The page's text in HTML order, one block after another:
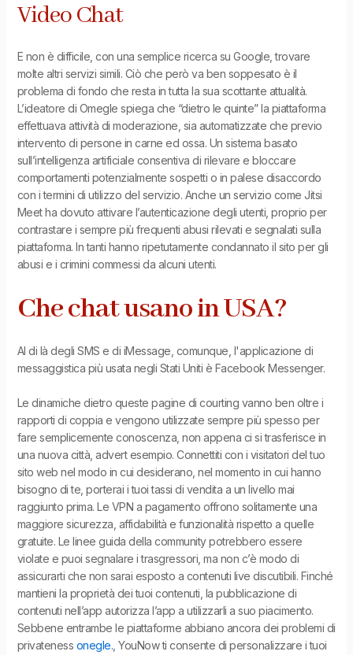
Video Chat
E non è difficile, con una semplice ricerca su Google, trovare
molte altri servizi simili. Ciò che però va ben soppesato è il
problema di fondo che resta in tutta la sua scottante attualità.
L’ideatore di Omegle spiega che “dietro le quinte” la piattaforma
effettuava attività di moderazione, sia automatizzate che previo
intervento di persone in carne ed ossa. Un sistema basato
sull’intelligenza artificiale consentiva di rilevare e bloccare
comportamenti potenzialmente sospetti o in palese disaccordo
con i termini di utilizzo del servizio. Anche un servizio come Jitsi
Meet ha dovuto attivare l’autenticazione degli utenti, proprio per
contrastare i sempre più frequenti abusi rilevati e segnalati sulla
piattaforma. In tanti hanno ripetutamente condannato il sito per gli
abusi e i crimini commessi da alcuni utenti.
Che chat usano in USA?
Al di là degli SMS e di iMessage, comunque, l'applicazione di
messaggistica più usata negli Stati Uniti è Facebook Messenger.
Le dinamiche dietro queste pagine di courting vanno ben oltre i
rapporti di coppia e vengono utilizzate sempre più spesso per
fare semplicemente conoscenza, non appena ci si trasferisce in
una nuova città, advert esempio. Connettiti con i visitatori del tuo
sito web nel modo in cui desiderano, nel momento in cui hanno
bisogno di te, porterai i tuoi tassi di vendita a un livello mai
raggiunto prima. Le VPN a pagamento offrono solitamente una
maggiore sicurezza, affidabilità e funzionalità rispetto a quelle
gratuite. Le linee guida della community potrebbero essere
violate e puoi segnalare i trasgressori, ma non c’è modo di
assicurarti che non sarai esposto a contenuti live discutibili. Finché
mantieni la proprietà dei tuoi contenuti, la pubblicazione di
contenuti nell’app autorizza l’app a utilizzarli a suo piacimento.
Sebbene entrambe le piattaforme abbiano ancora dei problemi di
privateness onegle. , YouNow ti consente di personalizzare i tuoi